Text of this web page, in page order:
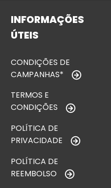
INFORMAÇÕES
ÚTEIS
CONDIÇÕES DE
CAMPANHAS*
TERMOS E
CONDIÇÕES
POLÍTICA DE
PRIVACIDADE
POLÍTICA DE
REEMBOLSO